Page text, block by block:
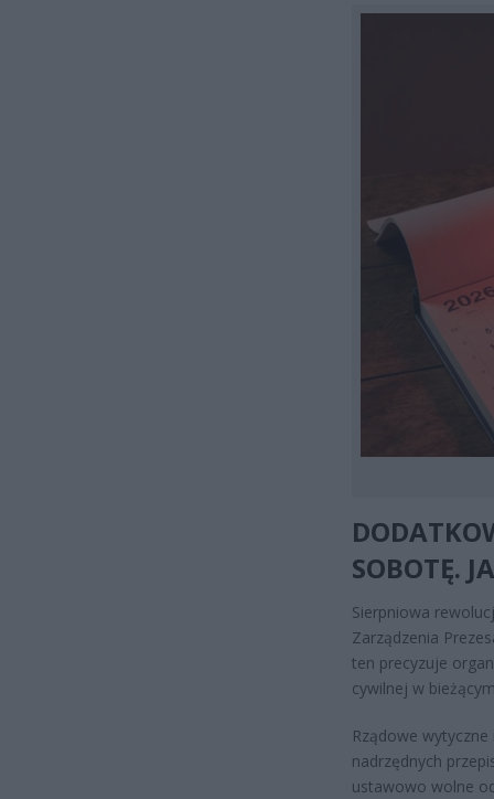
SOBOTĘ.
Sierpniowa
Zarządzenia
ten precyzuje
cywilnej w
Rządowe
nadrzędnych
ustawowo wolne